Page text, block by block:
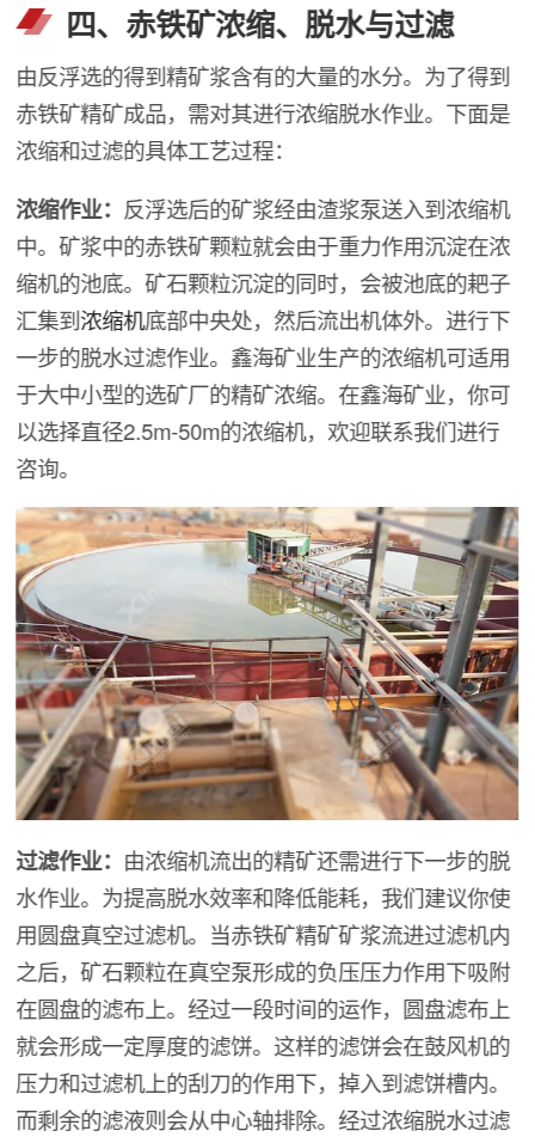
四、赤铁矿浓缩、脱水与过滤
由反浮选的得到精矿浆含有的大量的水分。为了得到
赤铁矿精矿成品，需对其进行浓缩脱水作业。下面是
浓缩和过滤的具体工艺过程：
浓缩作业： 反浮选后的矿浆经由渣浆泵送入到浓缩机
中。矿浆中的赤铁矿颗粒就会由于重力作用沉淀在浓
缩机的池底。矿石颗粒沉淀的同时，会被池底的耙子
汇集到浓缩机底部中央处，然后流出机体外。进行下
一步的脱水过滤作业。鑫海矿业生产的浓缩机可适用
于大中小型的选矿厂的精矿浓缩。在鑫海矿业，你可
以选择直径2.5m-50m的浓缩机，欢迎联系我们进行
咨询。
过滤作业： 由浓缩机流出的精矿还需进行下一步的脱
水作业。为提高脱水效率和降低能耗，我们建议你使
用圆盘真空过滤机。当赤铁矿精矿矿浆流进过滤机内
之后，矿石颗粒在真空泵形成的负压压力作用下吸附
在圆盘的滤布上。经过一段时间的运作，圆盘滤布上
就会形成一定厚度的滤饼。这样的滤饼会在鼓风机的
压力和过滤机上的刮刀的作用下，掉入到滤饼槽内。
而剩余的滤液则会从中心轴排除。经过浓缩脱水过滤